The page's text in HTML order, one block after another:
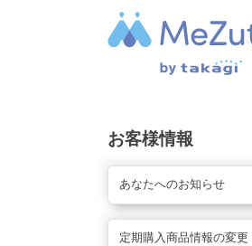
お客様情報
あなたへのお知らせ
定期購入商品情報の変更